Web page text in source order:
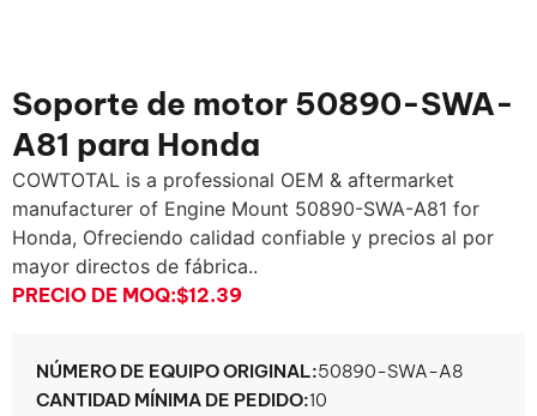
Soporte de motor 50890-SWA-
A81 para Honda
COWTOTAL is a professional OEM & aftermarket
manufacturer of Engine Mount 50890-SWA-A81 for
Honda, Ofreciendo calidad confiable y precios al por
mayor directos de fábrica..
PRECIO DE MOQ:$12.39
NÚMERO DE EQUIPO ORIGINAL:50890-SWA-A8
CANTIDAD MÍNIMA DE PEDIDO:10